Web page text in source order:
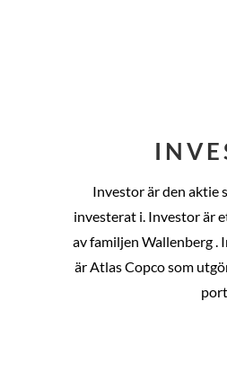
Investor är den aktie
investerat i. Investor är
av familjen Wallenberg .
är Atlas Copco som